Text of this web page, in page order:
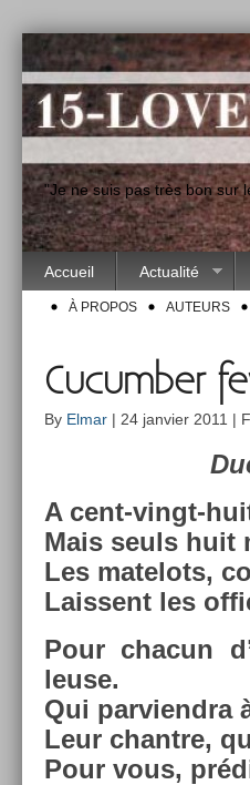
"Je ne suis pas très bon sur
Accueil Actualité
À PROPOS AUTEURS
Cucumber
By Elmar | 24 janvier 2011 |
A cent-vingt-
Mais seuls huit
Les matelots,
Lais­sent les
Pour chacun
leuse.
Qui par­viendra
Leur chantre,
Pour vous,